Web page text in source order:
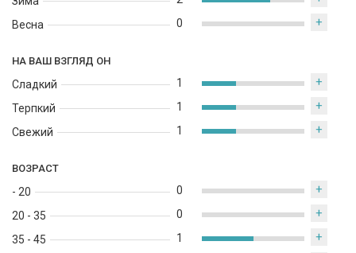
Весна
0 +
НА ВАШ ВЗГЛЯД ОН
Сладкий
Терпкий
Свежий
1 +
1 +
1 +
ВОЗРАСТ
- 20
20 - 35
35 - 45
0 +
0 +
1 +